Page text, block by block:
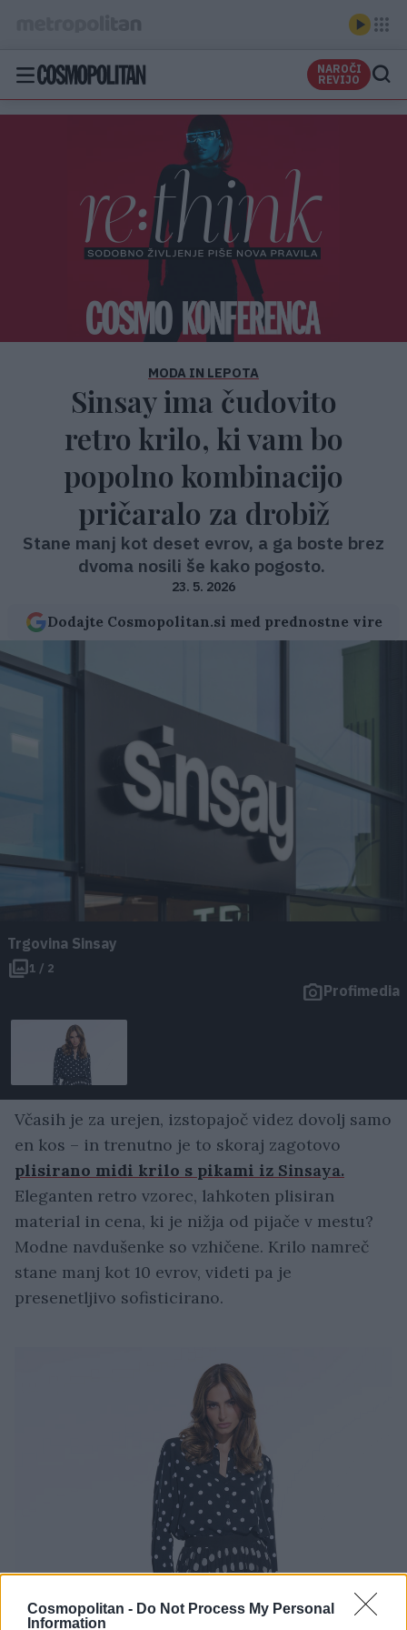
Cosmopolitan - Do Not Process My Personal
Information
NAROČI
REVIJO
MODA IN LEPOTA
Sinsay ima čudovito
retro krilo, ki vam bo
popolno kombinacijo
pričaralo za drobiž
Stane manj kot deset evrov, a ga boste brez
dvoma nosili še kako pogosto.
23. 5. 2026
Dodajte Cosmopolitan.si med prednostne vire
Trgovina Sinsay
1 / 2
Profimedia
Včasih je za urejen, izstopajoč videz dovolj samo
en kos – in trenutno je to skoraj zagotovo
plisirano midi krilo s pikami iz Sinsaya.
Eleganten retro vzorec, lahkoten plisiran
material in cena, ki je nižja od pijače v mestu?
Modne navdušenke so vzhičene. Krilo namreč
stane manj kot 10 evrov, videti pa je
presenetljivo sofisticirano.